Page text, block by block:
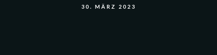
30. MÄRZ 2023